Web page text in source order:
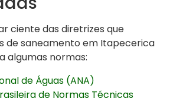
ciente das diretrizes que
de saneamento em Itapecerica
algumas normas:
de Águas (ANA)
de Normas Técnicas